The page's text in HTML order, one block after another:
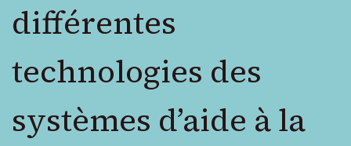
différentes
technologies des
systèmes d’aide à la